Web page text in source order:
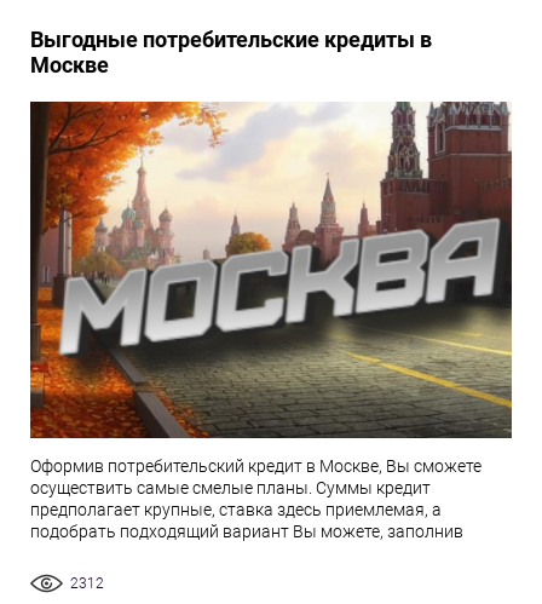
Выгодные потребительские кредиты в
Москве
Оформив потребительский кредит в Москве, Вы сможете
осуществить самые смелые планы. Суммы кредит
предполагает крупные, ставка здесь приемлемая, а
подобрать подходящий вариант Вы можете, заполнив
2312